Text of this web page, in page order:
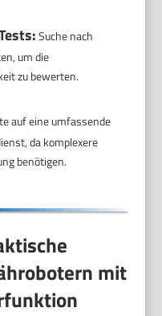
Suche nach
um die
zu bewerten.
auf eine umfassende
da komplexere
benötigen.
mit